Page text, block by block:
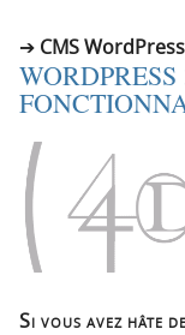
CMS WordPress
Si vous avez hâte